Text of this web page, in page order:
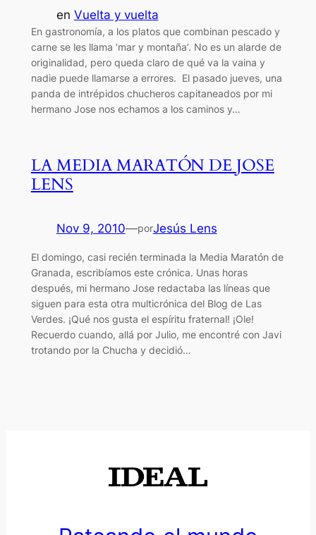
en Vuelta y vuelta
En gastronomía, a los platos que combinan pescado y
carne se les llama ‘mar y montaña’. No es un alarde de
originalidad, pero queda claro de qué va la vaina y
nadie puede llamarse a errores. El pasado jueves, una
panda de intrépidos chucheros capitaneados por mi
hermano Jose nos echamos a los caminos y…
LA MEDIA MARATÓN DE JOSE
LENS
Nov 9, 2010—porJesús Lens
El domingo, casi recién terminada la Media Maratón de
Granada, escribíamos este crónica. Unas horas
después, mi hermano Jose redactaba las líneas que
siguen para esta otra multicrónica del Blog de Las
Verdes. ¡Qué nos gusta el espíritu fraternal! ¡Ole!
Recuerdo cuando, allá por Julio, me encontré con Javi
trotando por la Chucha y decidió…